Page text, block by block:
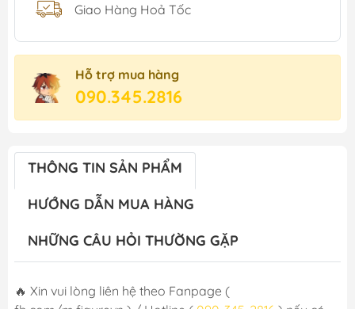
Giao Hàng Hoả Tốc
Hỗ trợ mua hàng
090.345.2816
THÔNG TIN SẢN PHẨM
HƯỚNG DẪN MUA HÀNG
NHỮNG CÂU HỎI THƯỜNG GẶP
🔥 Xin vui lòng liên hệ theo Fanpage (